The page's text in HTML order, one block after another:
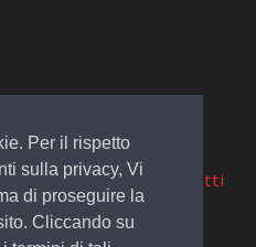
Per il rispetto
sulla privacy, Vi
di proseguire la
Cliccando su
|Servizi |Catalogo Contatti